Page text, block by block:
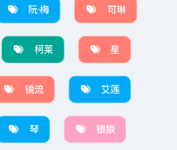
阮·梅 可琳
柯莱 星
镜流 艾莲
琴 银狼